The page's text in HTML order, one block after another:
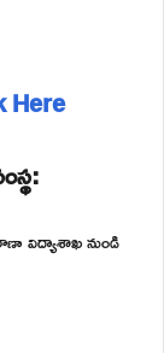
Here
విద్యాశాఖ నుండి